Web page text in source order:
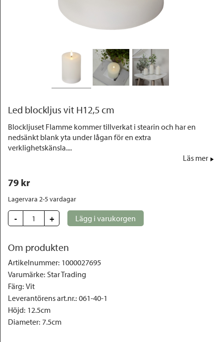
Led blockljus vit H12,5 cm
Blockljuset Flamme kommer tillverkat i stearin och har en
nedsänkt blank yta under lågan för en extra
verklighetskänsla....
Läs mer
79 kr
Lagervara 2-5 vardagar
- + Lägg i varukorgen
Om produkten
Artikelnummer: 1000027695
Varumärke: Star Trading
Färg: Vit
Leverantörens art.nr.: 061-40-1
Höjd: 12.5cm
Diameter: 7.5cm